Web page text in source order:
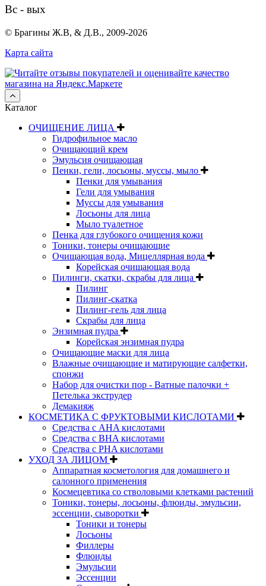
Вс - вых
© Брагины Ж.В, & Д.В., 2009-2026
Карта сайта
Каталог
ОЧИЩЕНИЕ ЛИЦА
Гидрофильное масло
Очищающий крем
Эмульсия очищающая
Пенки, гели, лосьоны, муссы, мыло
Пенки для умывания
Гели для умывания
Муссы для умывания
Лосьоны для лица
Мыло туалетное
Пенка для глубокого очищения кожи
Тоники, тонеры очищающие
Очищающая вода, Мицеллярная вода
Корейская очищающая вода
Пилинги, скатки, скрабы для лица
Пилинг
Пилинг-скатка
Пилинг-гель для лица
Скрабы для лица
Энзимная пудра
Корейская энзимная пудра
Очищающие маски для лица
Влажные очищающие и матирующие салфетки,
спонжи
Набор для очистки пор - Ватные палочки +
Петелька экструдер
Демакияж
КОСМЕТИКА С ФРУКТОВЫМИ КИСЛОТАМИ
Средства с AHA кислотами
Средства с BHA кислотами
Средства с PHA кислотами
УХОД ЗА ЛИЦОМ
Аппаратная косметология для домашнего и
салонного применения
Космецевтика со стволовыми клетками растений
Тоники, тонеры, лосьоны, флюиды, эмульсии,
эссенции, сыворотки
Тоники и тонеры
Лосьоны
Филлеры
Флюиды
Эмульсии
Эссенции